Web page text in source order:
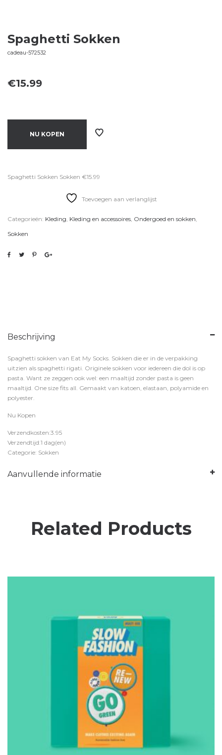
Spaghetti Sokken
cadeau-572532
€15.99
NU KOPEN
Spaghetti Sokken Sokken €15.99
Toevoegen aan verlanglijst
Categorieën: Kleding, Kleding en accessoires, Ondergoed en sokken,
Sokken
Beschrijving
Spaghetti sokken van Eat My Socks. Sokken die er in de verpakking
uitzien als spaghetti rigati. Originele sokken voor iedereen die dol is op
pasta. Want ze zeggen ook wel: een maaltijd zonder pasta is geen
maaltijd. One size fits all. Gemaakt van katoen, elastaan, polyamide en
polyester.
Nu Kopen
Verzendkosten:3.95
Verzendtijd:1 dag(en)
Categorie: Sokken
Aanvullende informatie
Related Products